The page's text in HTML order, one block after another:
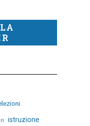
istruzione